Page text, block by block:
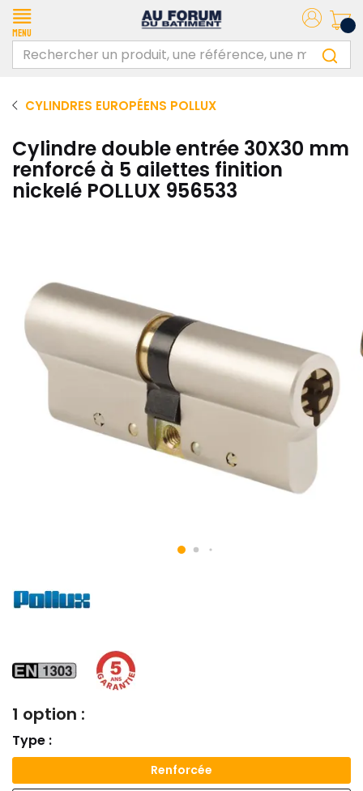
Menu
CYLINDRES EUROPÉENS POLLUX
Cylindre double entrée 30X30 mm
renforcé à 5 ailettes finition
nickelé POLLUX 956533
1 option :
Type :
Renforcée